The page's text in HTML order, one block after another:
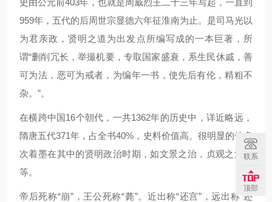
史由公元前403年，也就是周威烈王二十三年写起，一直到
959年，五代的后周世宗显德六年征淮南为止。是司马光以
为君亲政，贤明之道为出发点所编写成的一本巨著，所
谓“删削冗长，举撮机要，专取国家盛衰，系生民休戚，善
可为法，恶可为戒者，为编年一书，使先后有伦，精粗不
杂。”。
在横跨中国16个朝代，一共1362年的历史中，详近略远，
隋唐五代371年，占全书40%，史料价值高。很明显的他多
次着墨在其中的贤明政治时期，如文景之治，贞观之治等
等。
帝后死称“崩”，王公死称“薨”。近出称“还宫”，远出称“还
联系
顶部